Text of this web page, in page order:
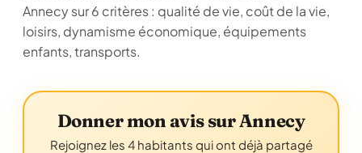
Annecy sur 6 critères : qualité de vie, coût de la vie,
loisirs, dynamisme économique, équipements
enfants, transports.
Donner mon avis sur Annecy
Rejoignez les 4 habitants qui ont déjà partagé